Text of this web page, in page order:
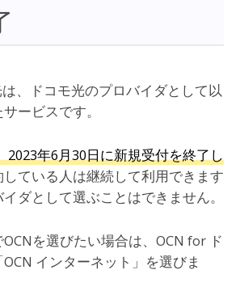
、ドコモ光のプロバイダとして以
ービスです。
2023年6月30日に新規受付を終了し
ている人は継続して利用できます
ダとして選ぶことはできません。
を選びたい場合は、OCN for ド
インターネット」を選びま